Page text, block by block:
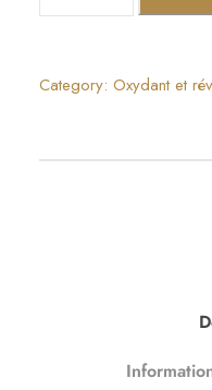
t
t
Category: Oxydant et